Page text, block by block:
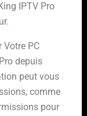
IPTV Pro
Votre PC
depuis
peut vous
comme
pour